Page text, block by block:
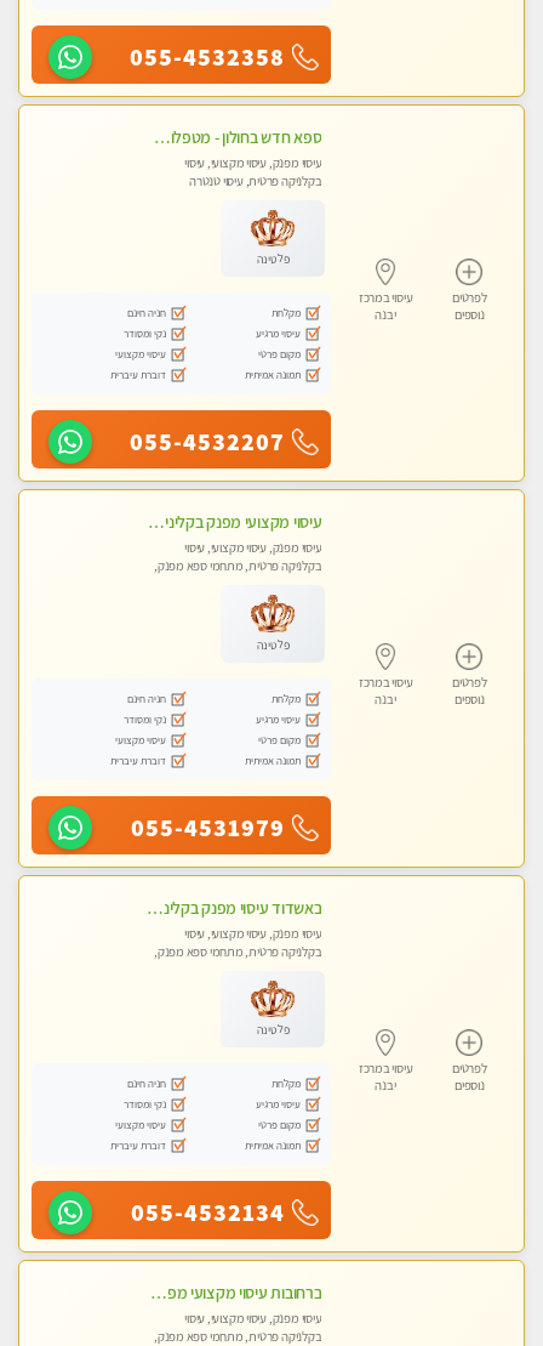
055-4532358
לפרטים
נוספים
עיסוי במרכז
יבנה
ספא חדש בחולון - מטפלות מקצועיות ברמה גבוהה מומלץ מאוד !!! . . highly recommended..new in the city -אין פרטים נוספים במקום -ללא מין !!
עיסוי מפנק, עיסוי מקצועי, עיסוי
בקלניקה פרטית, עיסוי טנטרה
פלטינה
מקלחת
חניה חינם
עיסוי מרגיע
נקי ומסודר
מקום פרטי
עיסוי מקצועי
תמונה אמיתית
דוברת עיברית
055-4532207
לפרטים
נוספים
עיסוי במרכז
יבנה
עיסוי מקצועי מפנק בקליניקה פרטית שירות vip לרציניים בלבד! מומלץ!! ללא מין
עיסוי מפנק, עיסוי מקצועי, עיסוי
בקלניקה פרטית, מתחמי ספא מפנק,
פלטינה
מקלחת
חניה חינם
עיסוי מרגיע
נקי ומסודר
מקום פרטי
עיסוי מקצועי
תמונה אמיתית
דוברת עיברית
055-4531979
לפרטים
נוספים
עיסוי במרכז
יבנה
באשדוד עיסוי מפנק בקליניקה פרטית שירות vip לרציניים בלבד! מומלץ!!
עיסוי מפנק, עיסוי מקצועי, עיסוי
בקלניקה פרטית, מתחמי ספא מפנק,
פלטינה
מקלחת
חניה חינם
עיסוי מרגיע
נקי ומסודר
מקום פרטי
עיסוי מקצועי
תמונה אמיתית
דוברת עיברית
055-4532134
ברחובות עיסוי מקצועי מפנק וכול סוגי העיסויים רמה גבוהה! ללא מין !
עיסוי מפנק, עיסוי מקצועי, עיסוי
בקלניקה פרטית, מתחמי ספא מפנק,